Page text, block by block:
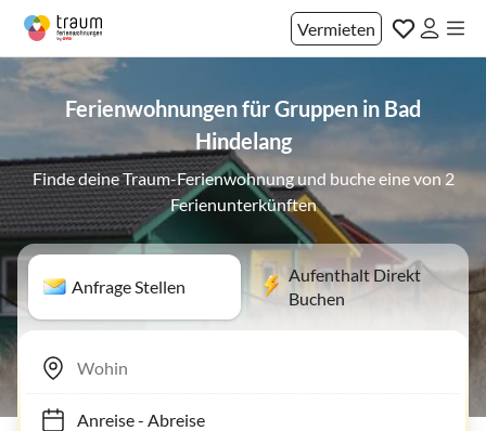
Vermieten
Ferienwohnungen für Gruppen in Bad
Hindelang
Finde deine Traum-Ferienwohnung und buche eine von 2
Ferienunterkünften
Anfrage Stellen
Aufenthalt Direkt
Buchen
Anreise- Abreise